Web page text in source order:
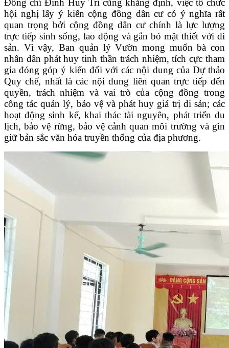
hội nghị lấy ý kiến cộng đồng dân cư có ý nghĩa rất
quan trọng bởi cộng đồng dân cư chính là lực lượng
trực tiếp sinh sống, lao động và gắn bó mật thiết với di
sản. Vì vậy, Ban quản lý Vườn mong muốn bà con
nhân dân phát huy tinh thần trách nhiệm, tích cực tham
gia đóng góp ý kiến đối với các nội dung của Dự thảo
Quy chế, nhất là các nội dung liên quan trực tiếp đến
quyền, trách nhiệm và vai trò của cộng đồng trong
công tác quản lý, bảo vệ và phát huy giá trị di sản; các
hoạt động sinh kế, khai thác tài nguyên, phát triển du
lịch, bảo vệ rừng, bảo vệ cảnh quan môi trường và gìn
giữ bản sắc văn hóa truyền thống của địa phương.